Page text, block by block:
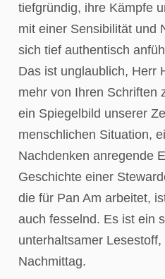
tiefgründig, ihre Kämpfe
mit einer Sensibilität und
sich tief authentisch
Das ist unglaublich, Herr
mehr von Ihren Schriften
ein Spiegelbild unserer
menschlichen Situation,
Nachdenken anregende
Geschichte einer
die für Pan Am arbeitet,
auch fesselnd. Es ist ein
unterhaltsamer
Nachmittag.